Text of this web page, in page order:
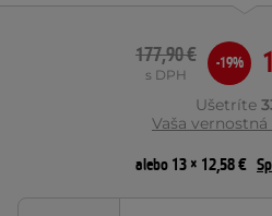
177,90 €
s DPH
-19%
Ušetríte
Vaša vernostná
alebo 13 × 12,58 €